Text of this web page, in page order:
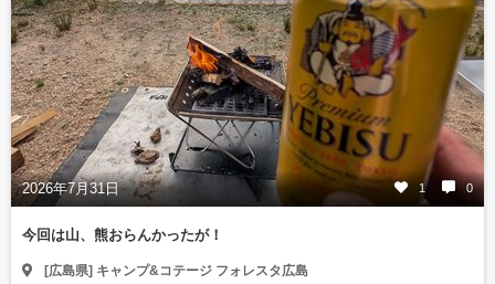
2026年7月31日 1 0
今回は山、熊おらんかったが！
[広島県] キャンプ&コテージ フォレスタ広島